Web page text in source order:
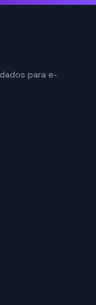
para e-